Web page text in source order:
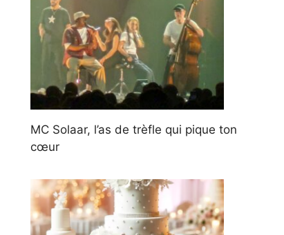
MC Solaar, l’as de trèfle qui pique ton
cœur